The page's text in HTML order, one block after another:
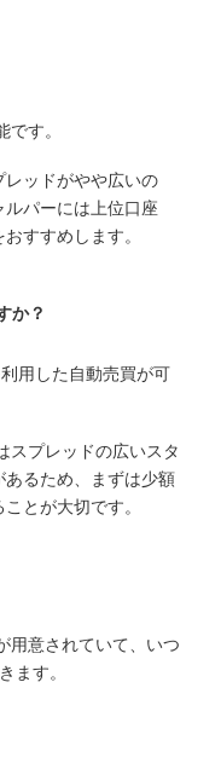
す。
ッドがやや広いの
パーには上位口座
すすめします。
か？
用した自動売買が可
スプレッドの広いスタ
あるため、まずは少額
とが大切です。
用意されていて、いつ
ます。